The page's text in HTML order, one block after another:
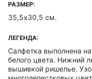
РАЗМЕР:
35,5х30,5 см.
ЛЕГЕНДА:
Салфетка выполнена
белого цвета. Нижний
вышивкой ришелье.